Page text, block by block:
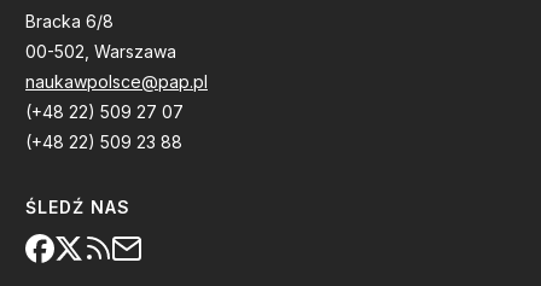
Bracka 6/8
00-502, Warszawa
naukawpolsce@pap.pl
(+48 22) 509 27 07
(+48 22) 509 23 88
ŚLEDŹ NAS